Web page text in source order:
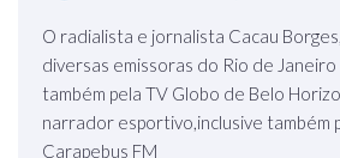
O radialista e jornalista Cacau
diversas emissoras do Rio de
também pela TV Globo de Belo
narrador esportivo,inclusive também
Carapebus FM